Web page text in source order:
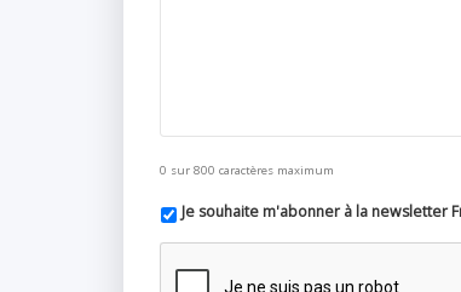
0 sur 800 caractères maximum
Je souhaite m'abonner à la newsletter